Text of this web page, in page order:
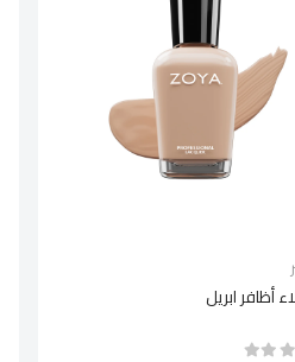
أظافر ابريل